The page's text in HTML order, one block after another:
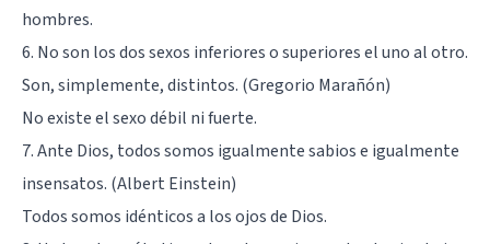
hombres.
6. No son los dos sexos inferiores o superiores el uno al otro.
Son, simplemente, distintos. (Gregorio Marañón)
No existe el sexo débil ni fuerte.
7. Ante Dios, todos somos igualmente sabios e igualmente
insensatos. (Albert Einstein)
Todos somos idénticos a los ojos de Dios.